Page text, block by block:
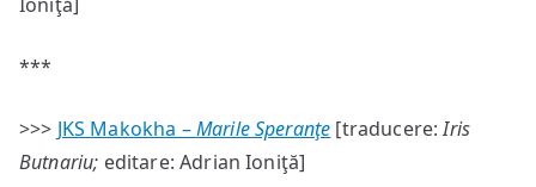
***
>>> JKS Makokha –Marile Speranţe [traducere:Iris
Butnariu; editare: Adrian Ioniţă]